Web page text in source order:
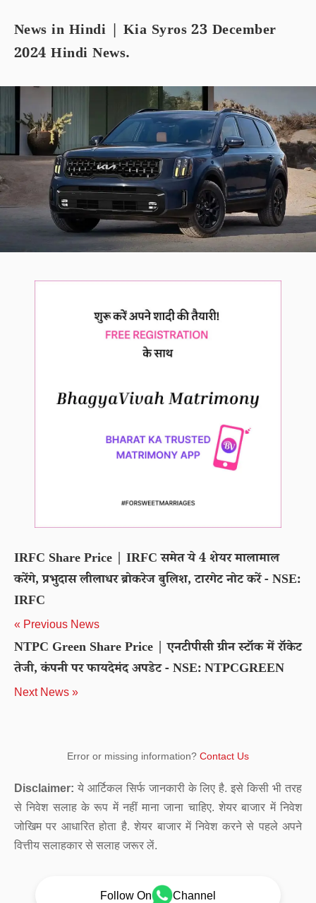
News in Hindi | Kia Syros23 December
2024 Hindi News.
IRFC Share Price | IRFC समेत ये 4 शेयर मालामाल
करेंगे, प्रभुदास लीलाधर ब्रोकरेज बुलिश, टारगेट नोट करें - NSE:
IRFC
« Previous News
NTPC Green Share Price | एनटीपीसी ग्रीन स्टॉक में रॉकेट
तेजी, कंपनी पर फायदेमंद अपडेट - NSE: NTPCGREEN
Next News »
Error or missing information? Contact Us
Disclaimer: ये आर्टिकल सिर्फ जानकारी के लिए है. इसे किसी भी तरह
से निवेश सलाह के रूप में नहीं माना जाना चाहिए. शेयर बाजार में निवेश
जोखिम पर आधारित होता है. शेयर बाजार में निवेश करने से पहले अपने
वित्तीय सलाहकार से सलाह जरूर लें.
Follow On Channel